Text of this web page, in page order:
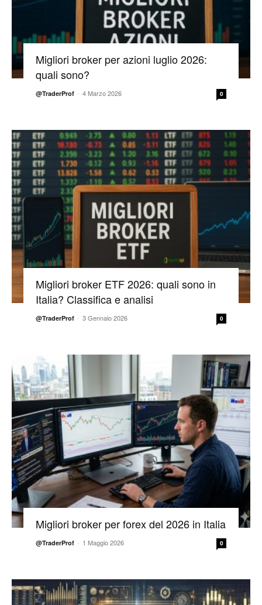
Migliori broker per azioni luglio 2026:
quali sono?
@TraderProf - 4 Marzo 2026 0
Migliori broker ETF 2026: quali sono in
Italia? Classifica e analisi
@TraderProf - 3 Gennaio 2026 0
Migliori broker per forex del 2026 in Italia
@TraderProf - 1 Maggio 2026 0